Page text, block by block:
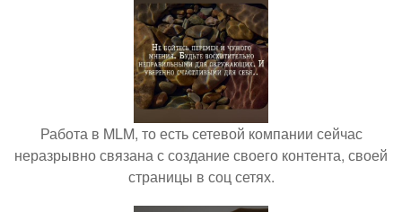
Работа в MLM, то есть сетевой компании сейчас
неразрывно связана с создание своего контента, своей
страницы в соц сетях.